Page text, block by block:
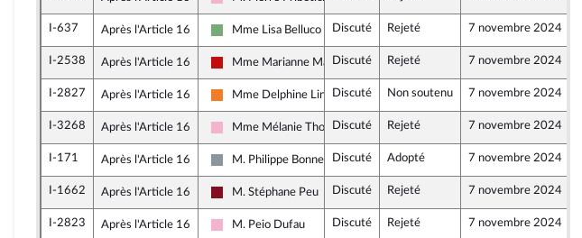
Socialistes et apparentés
I-637 Après l'Article 16
Écologiste et Social
Mme Lisa Belluco Discuté Rejeté 7 novembre 2024
I-2538 Après l'Article 16
La France insoumise - Nouveau Front Populaire
Mme Marianne MaximiDiscuté Rejeté 7 novembre 2024
I-2827 Après l'Article 16
Les Démocrates
Mme Delphine Lingemann
Discuté Non soutenu 7 novembre 2024
I-3268 Après l'Article 16
Socialistes et apparentés
Mme Mélanie ThominDiscuté Rejeté 7 novembre 2024
I-171 Après l'Article 16
Non inscrit
M. Philippe Bonnecarrère
Discuté Adopté 7 novembre 2024
I-1662 Après l'Article 16
Gauche Démocrate et Républicaine
M. Stéphane Peu Discuté Rejeté 7 novembre 2024
I-2823 Après l'Article 16
Socialistes et apparentés
M. Peio Dufau Discuté Rejeté 7 novembre 2024